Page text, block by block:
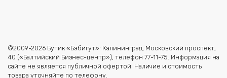
странице
товара.
©2009-2026 Бутик «Бэбигут»: Калининград, Московский проспект,
40 («Балтийский Бизнес-центр»), телефон 77-11-75. Информация на
сайте не является публичной офертой. Наличие и стоимость
товара уточняйте по телефону.